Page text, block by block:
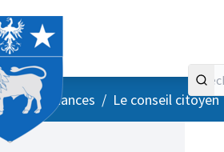
principal
/ Vos instances / Le conseil citoyen